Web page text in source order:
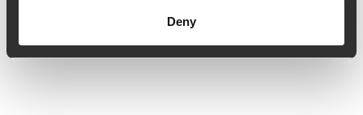
Deny